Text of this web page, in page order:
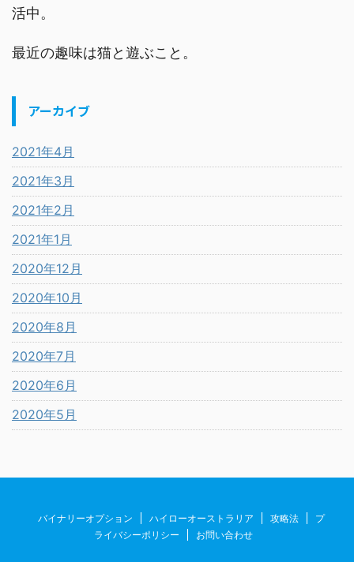
活中。
最近の趣味は猫と遊ぶこと。
アーカイブ
2021年4月
2021年3月
2021年2月
2021年1月
2020年12月
2020年10月
2020年8月
2020年7月
2020年6月
2020年5月
バイナリーオプション ハイローオーストラリア 攻略法
プ
ライバシーポリシー
お問い合わせ